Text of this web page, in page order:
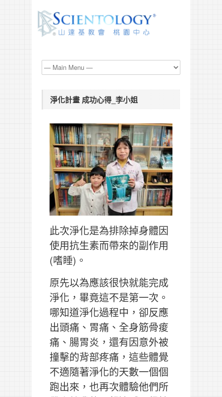
淨化計畫 成功心得_李小姐
此次淨化是為排除掉身體因
使用抗生素而帶來的副作用
(嗜睡)。
原先以為應該很快就能完成
淨化，畢竟這不是第一次。
哪知道淨化過程中，卻反應
出頭痛、胃痛、全身筋骨痠
痛、腸胃炎，還有因意外被
撞擊的背部疼痛，這些體覺
不適隨著淨化的天數一個個
跑出來，也再次體驗他們所